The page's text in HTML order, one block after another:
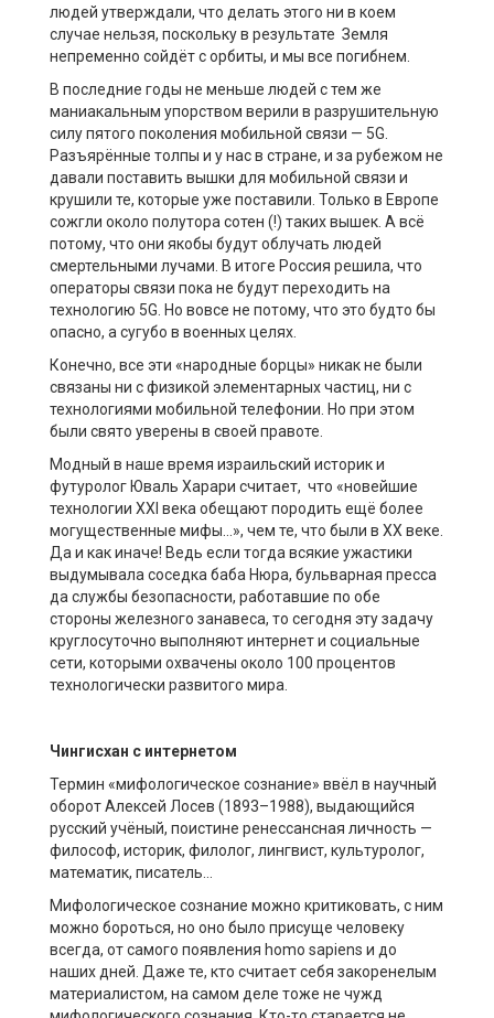
людей утверждали, что делать этого ни в коем
случае нельзя, поскольку в результате Земля
непременно сойдёт с орбиты, и мы все погибнем.
В последние годы не меньше людей с тем же
маниакальным упорством верили в разрушительную
силу пятого поколения мобильной связи — 5G.
Разъярённые толпы и у нас в стране, и за рубежом не
давали поставить вышки для мобильной связи и
крушили те, которые уже поставили. Только в Европе
сожгли около полутора сотен (!) таких вышек. А всё
потому, что они якобы будут облучать людей
смертельными лучами. В итоге Россия решила, что
операторы связи пока не будут переходить на
технологию 5G. Но вовсе не потому, что это будто бы
опасно, а сугубо в военных целях.
Конечно, все эти «народные борцы» никак не были
связаны ни с физикой элементарных частиц, ни с
технологиями мобильной телефонии. Но при этом
были свято уверены в своей правоте.
Модный в наше время израильский историк и
футуролог Юваль Харари считает, что «новейшие
технологии XXI века обещают породить ещё более
могущественные мифы…», чем те, что были в ХХ веке.
Да и как иначе! Ведь если тогда всякие ужастики
выдумывала соседка баба Нюра, бульварная пресса
да службы безопасности, работавшие по обе
стороны железного занавеса, то сегодня эту задачу
круглосуточно выполняют интернет и социальные
сети, которыми охвачены около 100 процентов
технологически развитого мира.
Чингисхан с интернетом
Термин «мифологическое сознание» ввёл в научный
оборот Алексей Лосев (1893–1988), выдающийся
русский учёный, поистине ренессансная личность —
философ, историк, филолог, лингвист, культуролог,
математик, писатель…
Мифологическое сознание можно критиковать, с ним
можно бороться, но оно было присуще человеку
всегда, от самого появления homo sapiens и до
наших дней. Даже те, кто считает себя закоренелым
материалистом, на самом деле тоже не чужд